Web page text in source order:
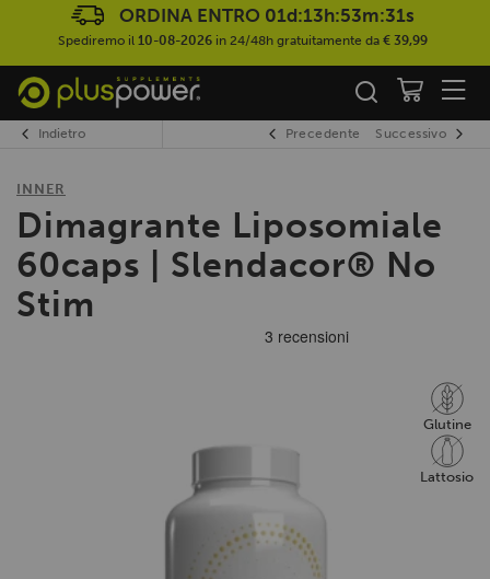
ORDINA ENTRO 01d:13h:53m:30s
Spediremo il 10-08-2026in 24/48h gratuitamente da € 39,99
Indietro Precedente Successivo
INNER
Dimagrante Liposomiale
60caps | Slendacor® No
Stim
Glutine
Lattosio